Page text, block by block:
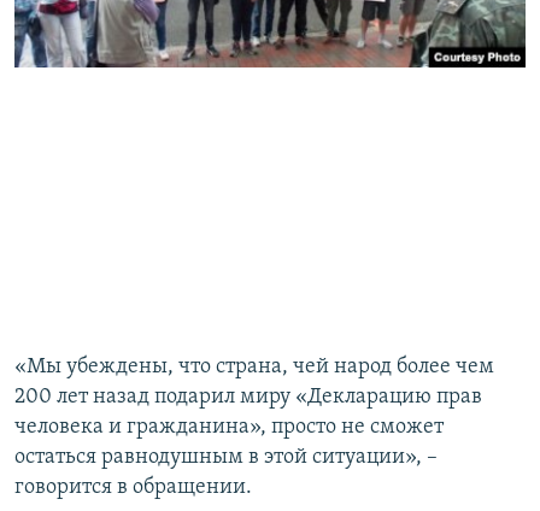
«Мы убеждены, что страна, чей народ более чем
200 лет назад подарил миру «Декларацию прав
человека и гражданина», просто не сможет
остаться равнодушным в этой ситуации», –
говорится в обращении.